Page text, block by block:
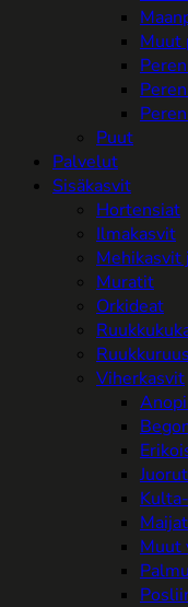
Muut
Puut
Palvelut
Sisäkasvit
Hortensiat
Ilmakasvit
Mehikasvit
Muratit
Orkideat
Viherkasvit
Juorut
Muut